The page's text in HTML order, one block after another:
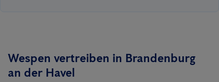
Wespen vertreiben in Brandenburg
an der Havel